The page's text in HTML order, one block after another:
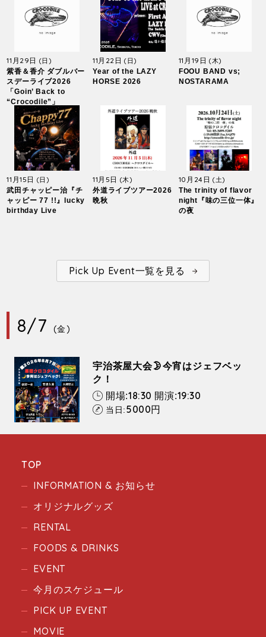
11月29日 (日)
紫香＆香介 ダブルバー
スデーライブ2026
「Goin’ Back to
“Crocodile”」
11月22日(日)
Year of the LAZY
HORSE 2026
11月19日 (木)
FOOU BAND vs;
NOSTARAMA
11月15日 (日)
武田チャッピー治『チ
ャッピー 77 !!』lucky
birthday Live
11月5日 (木)
外道ライブツアー2026
晩秋
10月24日 (土)
The trinity of flavor
night『味の三位一体』
の夜
Pick Up Event一覧を見る
8/7 (金)
宇治茶屋大会🌛今宵はジェフベッ
ク！
開場:18:30 開演:19:30
当日:5000円
TOP
INFORMATION & お知らせ
オリジナルグッズ
RENTAL
FOODS & DRINKS
EVENT
今月のスケジュール
PICK UP EVENT
MOVIE